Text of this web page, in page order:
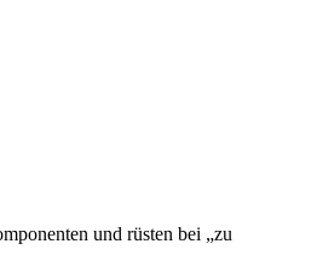
und rüsten bei „zu